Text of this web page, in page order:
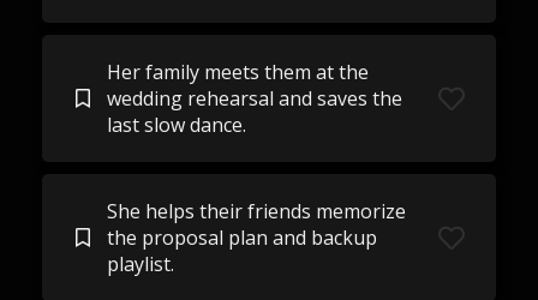
Her family meets them at the
wedding rehearsal and saves the
last slow dance.
She helps their friends memorize
the proposal plan and backup
playlist.